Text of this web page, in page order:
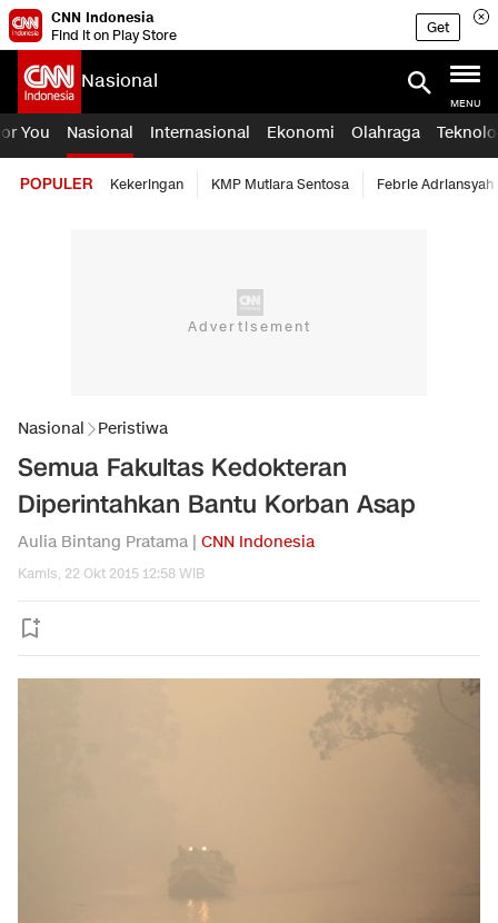
CNN Indonesia
Find it on Play Store
Get
Nasional
MENU
You Nasional Internasional Ekonomi Olahraga
POPULER Kekeringan KMP Mutiara Sentosa Febrie Adriansyah
Nasional Peristiwa
Semua Fakultas Kedokteran
Diperintahkan Bantu Korban Asap
Aulia Bintang Pratama | CNN Indonesia
Kamis, 22 Okt 2015 12:58 WIB